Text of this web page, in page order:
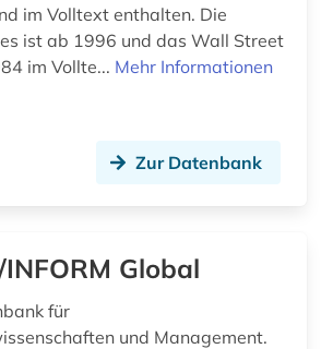
betriebssicherheit (2)
betriebssicherheitsverordnung (1)
betriebswirtschaftslehre (26)
im Volltext enthalten. Die
ist ab 1996 und das Wall Street
im Vollte... Mehr Informationen
Zur Datenbank
Global
für
und Management.